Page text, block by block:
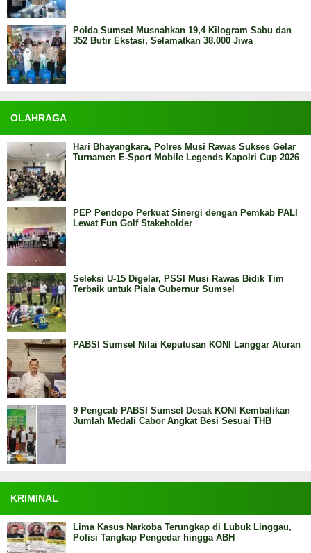
Polda Sumsel Musnahkan 19,4 Kilogram Sabu dan
352 Butir Ekstasi, Selamatkan 38.000 Jiwa
OLAHRAGA
Hari Bhayangkara, Polres Musi Rawas Sukses Gelar
Turnamen E-Sport Mobile Legends Kapolri Cup 2026
PEP Pendopo Perkuat Sinergi dengan Pemkab PALI
Lewat Fun Golf Stakeholder
Seleksi U-15 Digelar, PSSI Musi Rawas Bidik Tim
Terbaik untuk Piala Gubernur Sumsel
PABSI Sumsel Nilai Keputusan KONI Langgar Aturan
9 Pengcab PABSI Sumsel Desak KONI Kembalikan
Jumlah Medali Cabor Angkat Besi Sesuai THB
KRIMINAL
Lima Kasus Narkoba Terungkap di Lubuk Linggau,
Polisi Tangkap Pengedar hingga ABH